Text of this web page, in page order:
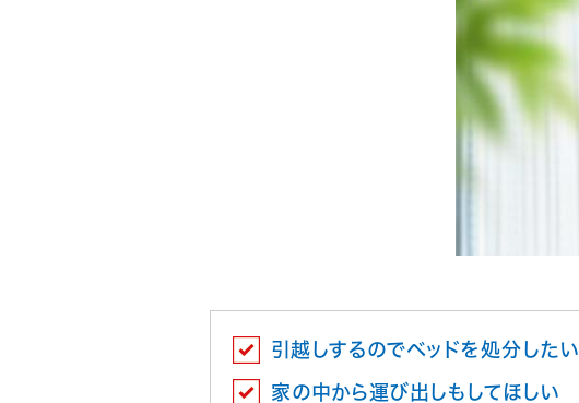
引越しするのでベッドを処分したい
家の中から運び出しもしてほしい